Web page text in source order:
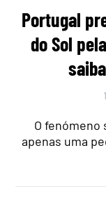
Portugal
do Sol
O fenómeno
apenas uma